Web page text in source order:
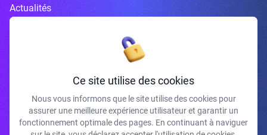
Actualités
Inscrivez-vous à la newsletter
J'accepte de recevoir vos e-mails et confirme avoir pris connaissance de
votre politique de confidentialité et mentions légales.
Ce site utilise des cookies
Nous vous informons que le site utilise des cookies pour
assurer une meilleure expérience utilisateur et garantir un
fonctionnement optimale des pages. En continuant à naviguer